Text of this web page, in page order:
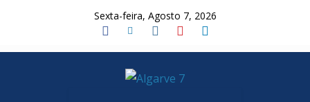
Sexta-feira, Agosto 7, 2026